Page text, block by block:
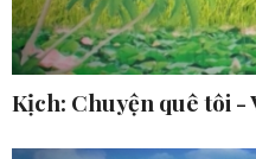
Kịch: Chuyện quê tôi -